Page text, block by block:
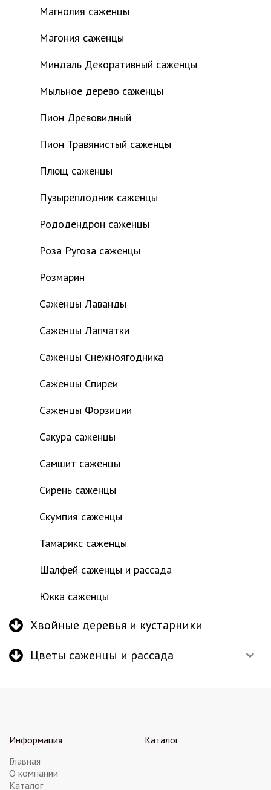
Магнолия саженцы
Магония саженцы
Миндаль Декоративный саженцы
Мыльное дерево саженцы
Пион Древовидный
Пион Травянистый саженцы
Плющ саженцы
Пузыреплодник саженцы
Рододендрон саженцы
Роза Ругоза саженцы
Розмарин
Саженцы Лаванды
Саженцы Лапчатки
Саженцы Снежноягодника
Саженцы Спиреи
Саженцы Форзиции
Сакура саженцы
Самшит саженцы
Сирень саженцы
Скумпия саженцы
Тамарикс саженцы
Шалфей саженцы и рассада
Юкка саженцы
Хвойные деревья и кустарники
Цветы саженцы и рассада
Информация
Главная
О компании
Каталог
Каталог